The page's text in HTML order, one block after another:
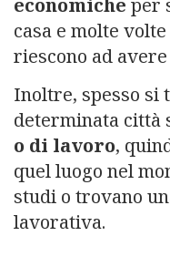
economiche per
casa e molte
riescono ad
Inoltre, spesso si
determinata città
o di lavoro,
quel luogo nel
studi o trovano
lavorativa.